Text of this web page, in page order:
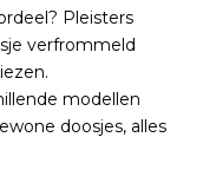
Pleisters
verfrommeld
modellen
doosjes, alles